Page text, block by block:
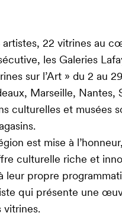
22 vitrines au
les Galeries
sur l’Art » du 2 au
Marseille, Nantes,
culturelles et musées
est mise à
culturelle riche et
leur propre
qui présente une
vitrines.